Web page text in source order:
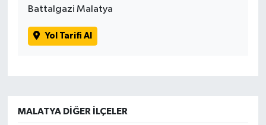
Battalgazi Malatya
Yol Tarifi Al
MALATYA DIĞER İLÇELER